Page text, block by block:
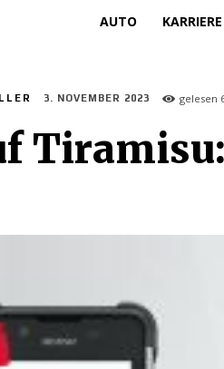
AUTO KARRIERE
3. NOVEMBER 2023 gelesen